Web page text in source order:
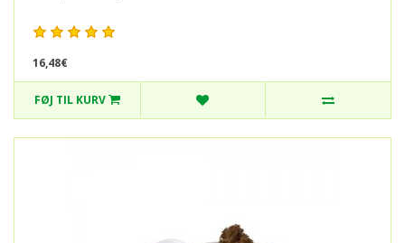
16,48€
FØJ TIL KURV